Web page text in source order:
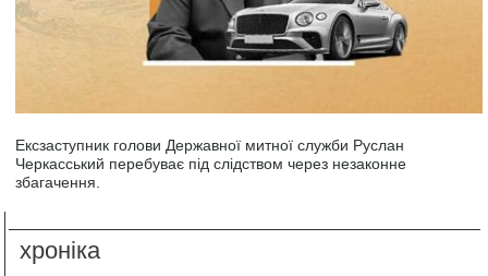
Ексзаступник голови Державної митної служби Руслан
Черкасський перебуває під слідством через незаконне
збагачення.
хроніка